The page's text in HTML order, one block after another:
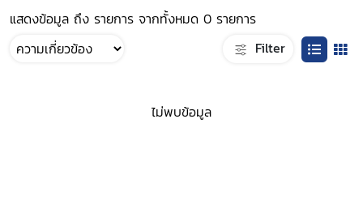
แสดงข้อมูล ถึง รายการ จากทั้งหมด 0 รายการ
Filter
ไม่พบข้อมูล